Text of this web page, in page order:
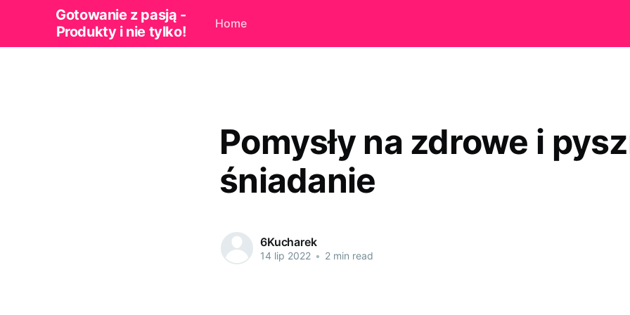
Gotowanie z pasją -
Produkty i nie tylko!
Home
Pomysły na zdrowe i
śniadanie
6Kucharek
14 lip 2022 • 2 min read